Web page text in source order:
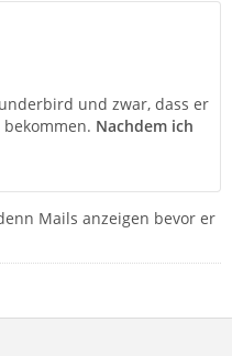
und zwar, dass er
Nachdem ich
Mails anzeigen bevor er